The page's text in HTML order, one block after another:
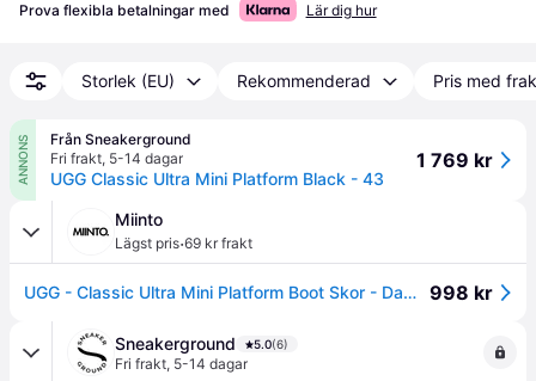
Prova flexibla betalningar med Lär dig hur
Storlek (EU) Rekommenderad Pris med
ANNONS
Från Sneakerground
Fri frakt, 5-14 dagar
UGG Classic Ultra Mini Platform Black - 43
1 769 kr
Miinto
Lägst pris·69 kr frakt
UGG - Classic Ultra Mini Platform Boot Skor - Dam - 41 EU - Läder 998 kr
Sneakerground 5.0(6)
Fri frakt, 5-14 dagar